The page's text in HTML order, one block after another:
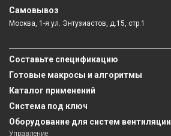
Самовывоз
Москва, 1-я ул. Энтузиастов, д.15, стр.1
Составьте спецификацию
Готовые макросы и алгоритмы
Каталог применений
Система под ключ
Оборудование для систем вентиляции
Управление